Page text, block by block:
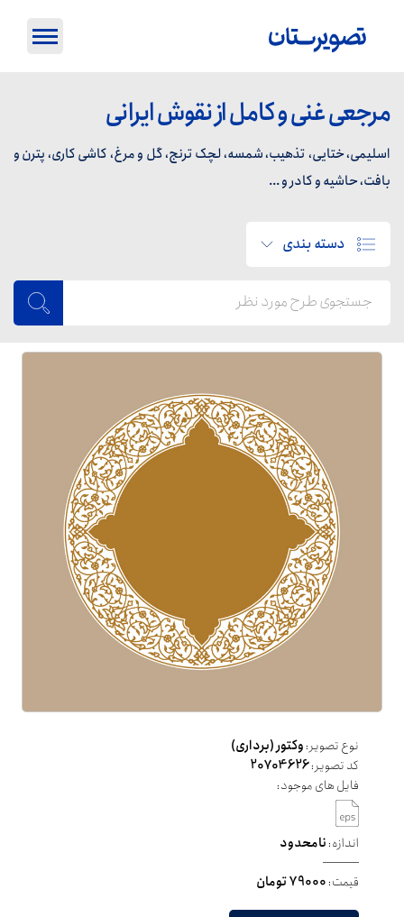
مرجعی غنی و کامل از نقوش ایرانی
اسلیمی، ختایی، تذهیب، شمسه، لچک ترنج، گل و مرغ، کاشی کاری، پترن و
بافت، حاشیه و کادر و ...
دسته بندی
نوع تصویر:وکتور (برداری)
کد تصویر:20704626
فایل های موجود:
اندازه:نامحدود
قیمت:79000 تومان